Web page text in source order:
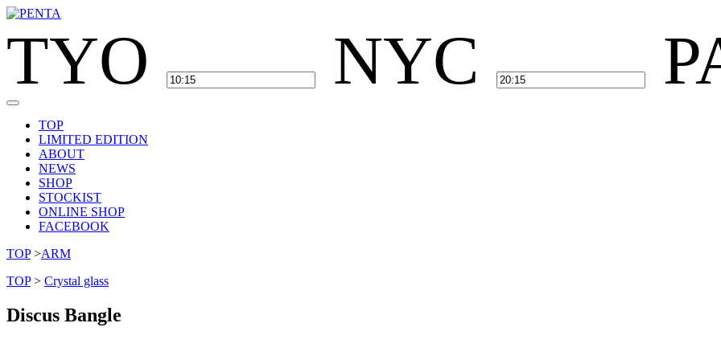
TYO NYC
TOP
LIMITED EDITION
ABOUT
NEWS
SHOP
STOCKIST
ONLINE SHOP
FACEBOOK
TOP >ARM
TOP > Crystal glass
Discus Bangle